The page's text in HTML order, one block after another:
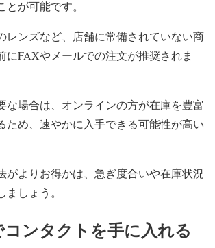
が可能です。
レンズなど、店舗に常備されていない商
にFAXやメールでの注文が推奨されま
な場合は、オンラインの方が在庫を豊富
ため、速やかに入手できる可能性が高い
がよりお得かは、急ぎ度合いや在庫状況
しょう。
ンタクトを手に入れる